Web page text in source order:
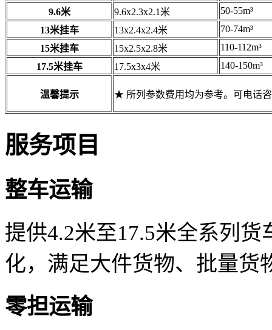
9.6米
9.6x2.3x2.1米
50-55m³
13米挂车
13x2.4x2.4米
70-74m³
15米挂车
15x2.5x2.8米
110-112m³
17.5米挂车
17.5x3x4米 140-150m³
温馨提示 ★ 所列参数费用均为参考。可电话
服务项目
整车运输
提供4.2米至17.5米全系列
化，满足大件货物、批量货
零担运输